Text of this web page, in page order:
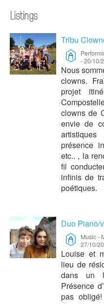
Listings
Tribu
-20/10/
Nous
clowns.
projet
clowns de
envie de
présence
etc.. , la
fil
infinis de
poétiques.
Duo Piano/
Music-
27/10/
Louise et
lieu de
dans un
Présence
pas